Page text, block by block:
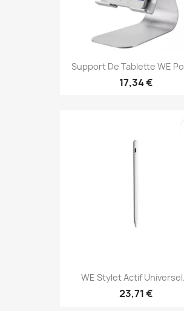
Support De Tablette WE
17,34 €
WE Stylet Actif
23,71 €